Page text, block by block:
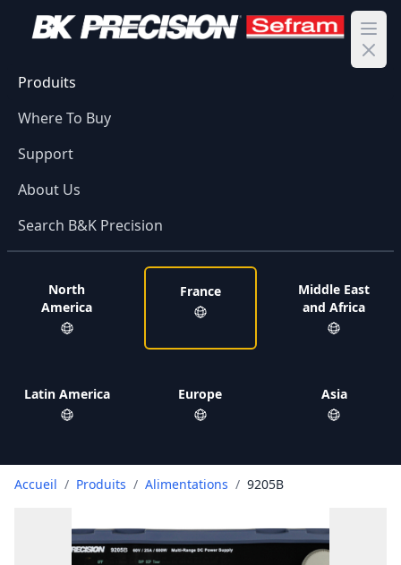
Produits
Where To Buy
Support
About Us
Search B&K Precision
North
America
Latin America
France
Europe
Middle East
and Africa
Asia
Accueil / Produits / Alimentations / 9205B